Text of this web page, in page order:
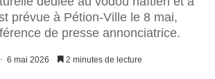
prévue à Pétion-Ville le 8 mai,
de presse annonciatrice.
6 mai 2026 2 minutes de lecture